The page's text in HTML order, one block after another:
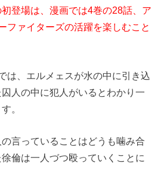
登場は、漫画では4巻の28話、ア
ファイターズの活躍を楽しむこと
は、エルメェスが水の中に引き込
人の中に犯人がいるとわかり一
。
言っていることはどうも噛み合
倫は一人づつ殴っていくことに